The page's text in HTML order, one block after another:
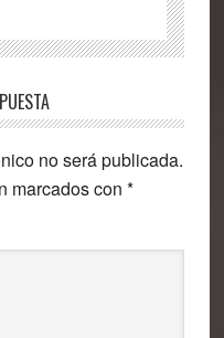
no será publicada.
marcados con *